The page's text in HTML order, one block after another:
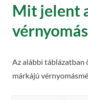
Mit jelent
Az alábbi
márkájú